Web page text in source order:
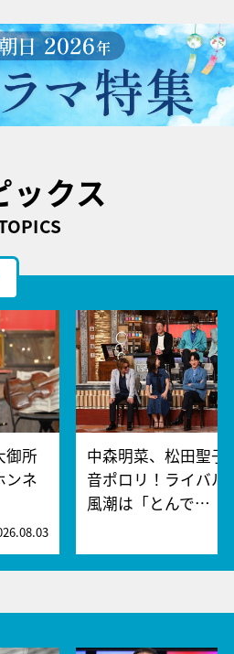
ックス
御所
ンネ
中森明菜、松田聖子
音ポロリ！ライバル
風潮は「とんで…